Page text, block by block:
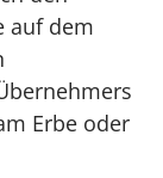
auf dem
Erbe oder